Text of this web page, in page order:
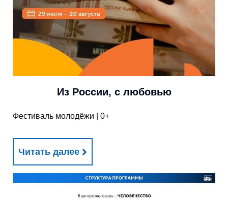
Из России, с любовью
Фестиваль молодёжи | 0+
Читать далее